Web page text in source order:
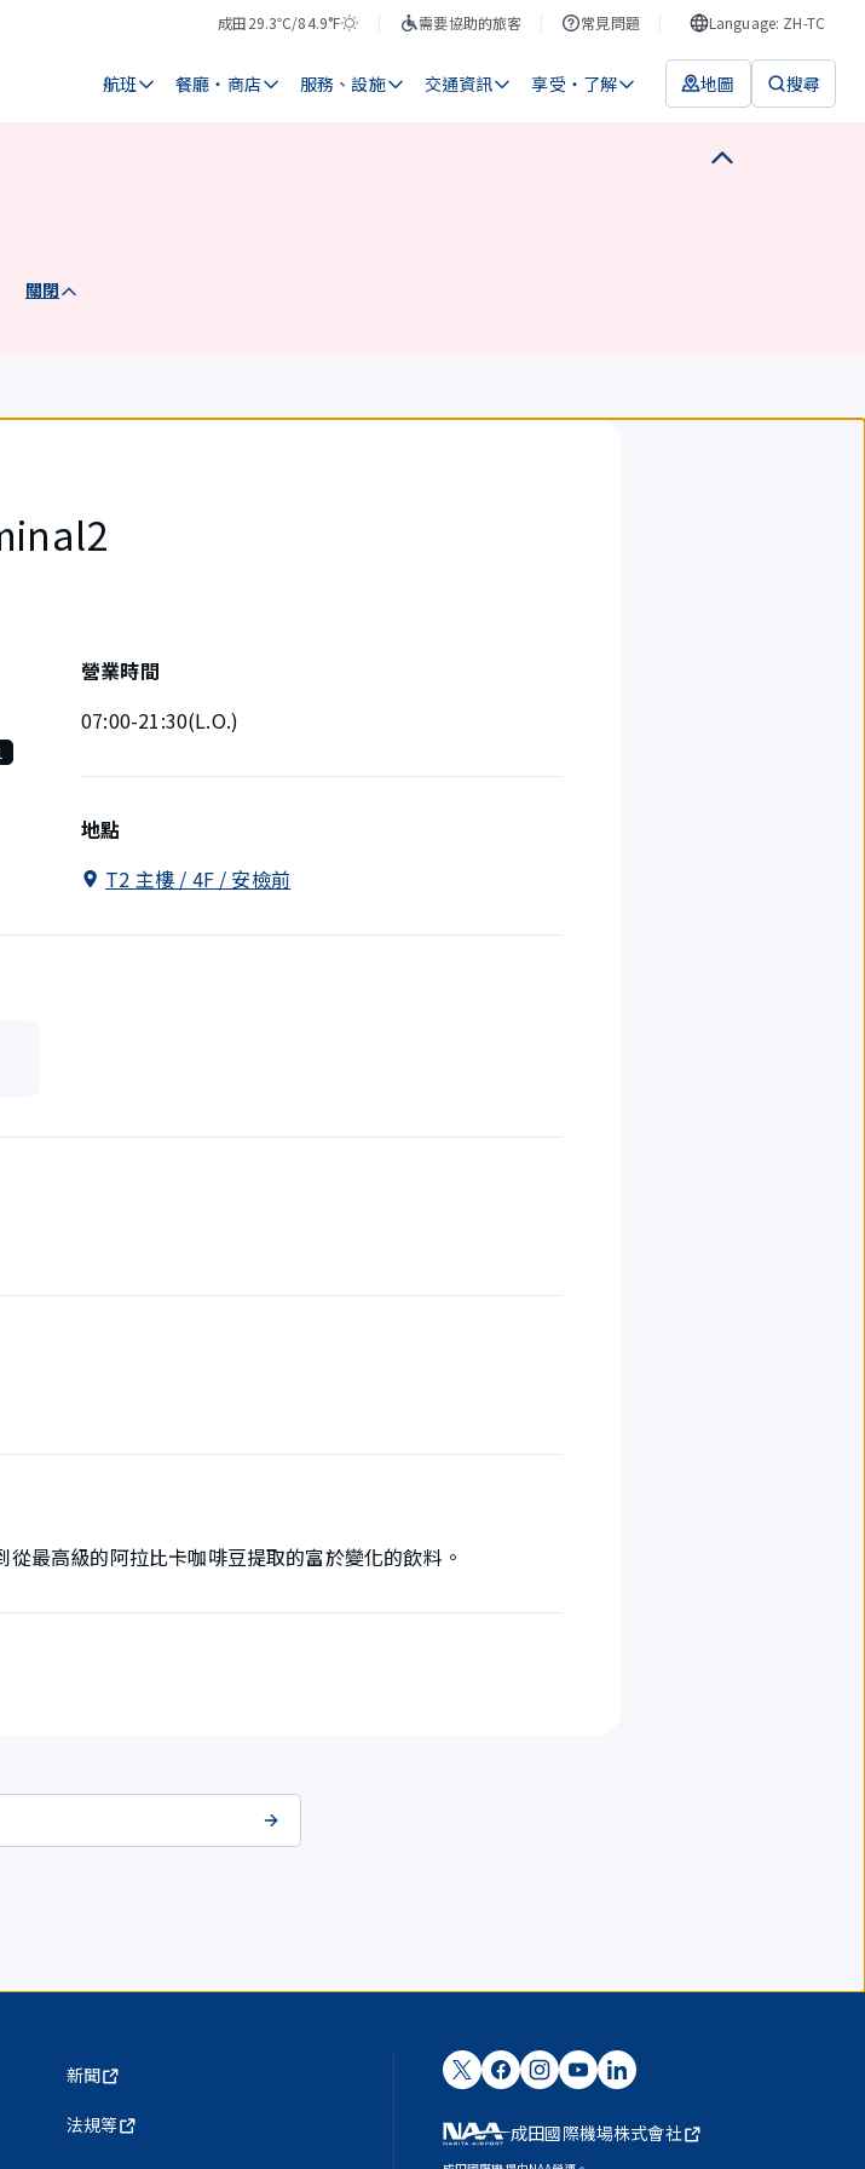
成田
氣
29.3℃/84.9°F
天
需要協助的旅客 常見問題 Language: ZH-TC
航班 餐廳・商店 服務、設施 交通資訊 享受・了解 地圖 搜尋
關閉
營業時間
07:00-21:30(L.O.)
地點
T2 主樓 / 4F / 安檢前
最高級的阿拉比卡咖啡豆提取的富於變化的飲料。
新聞
法規等 成田國際機場株式會社